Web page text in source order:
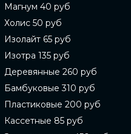
Магнум 40 руб
Холис 50 руб
Изолайт 65 руб
Изотра 135 руб
Деревянные 260 руб
Бамбуковые 310 руб
Пластиковые 200 руб
Кассетные 85 руб